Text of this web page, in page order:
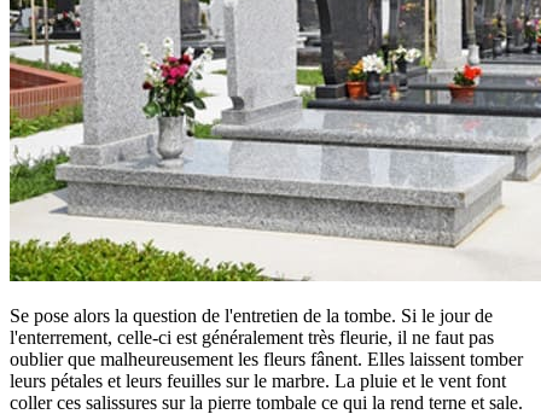
Se pose alors la question de l'entretien de la tombe. Si le jour de
l'enterrement, celle-ci est généralement très fleurie, il ne faut pas
oublier que malheureusement les fleurs fânent. Elles laissent tomber
leurs pétales et leurs feuilles sur le marbre. La pluie et le vent font
coller ces salissures sur la pierre tombale ce qui la rend terne et sale.